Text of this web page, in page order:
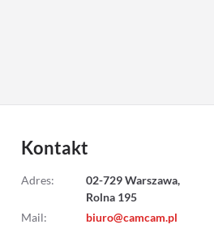
Kontakt
Adres:
02-729 Warszawa,
Rolna 195
Mail:
biuro@camcam.pl